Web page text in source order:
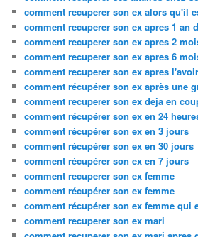
comment recuperer son ex alors qu'il
comment recuperer son ex apres 1 an
comment recuperer son ex apres 2
comment recuperer son ex apres 6
comment recuperer son ex apres
comment récupérer son ex après une
comment recuperer son ex deja en
comment récupérer son ex en 24
comment récupérer son ex en 3 jours
comment récupérer son ex en 30 jours
comment récupérer son ex en 7 jours
comment recuperer son ex femme
comment récupérer son ex femme
comment récupérer son ex femme qui
comment recuperer son ex mari